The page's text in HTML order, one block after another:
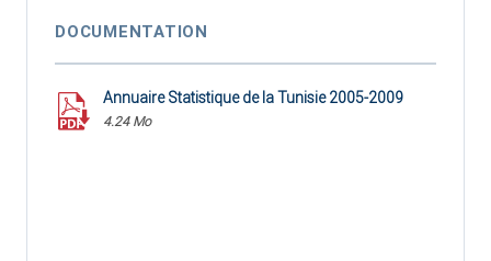
DOCUMENTATION
Annuaire Statistique de la Tunisie 2005-2009
4.24 Mo